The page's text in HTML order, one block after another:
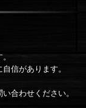
信があります。
合わせください。